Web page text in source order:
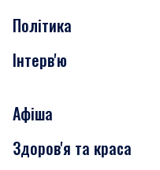
Політика
Інтерв'ю
Афіша
Сьогодні
Здоров'я та краса